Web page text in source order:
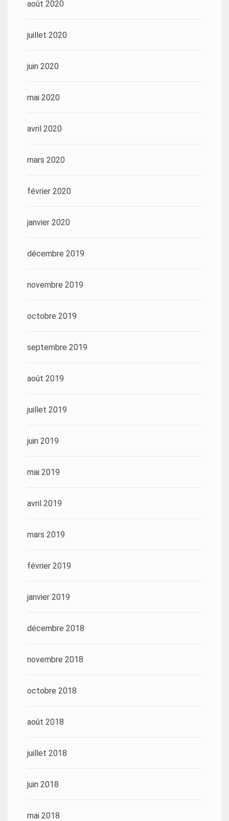
août 2020
juillet 2020
juin 2020
mai 2020
avril 2020
mars 2020
février 2020
janvier 2020
décembre 2019
novembre 2019
octobre 2019
septembre 2019
août 2019
juillet 2019
juin 2019
mai 2019
avril 2019
mars 2019
février 2019
janvier 2019
décembre 2018
novembre 2018
octobre 2018
août 2018
juillet 2018
juin 2018
mai 2018